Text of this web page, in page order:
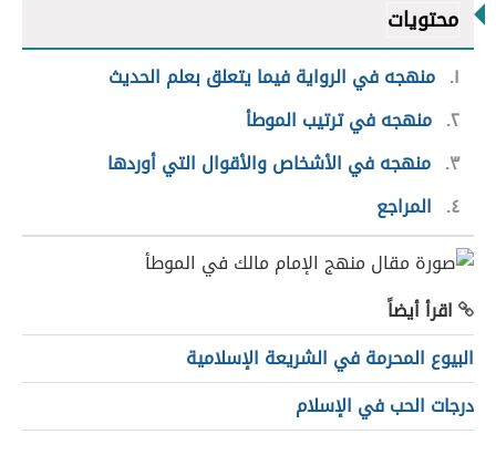
محتويات
١ منهجه في الرواية فيما يتعلق بعلم الحديث
٢ منهجه في ترتيب الموطأ
٣ منهجه في الأشخاص والأقوال التي أوردها
٤
المراجع
اقرأ أيضاً
البيوع المحرمة في الشريعة الإسلامية
درجات الحب في الإسلام